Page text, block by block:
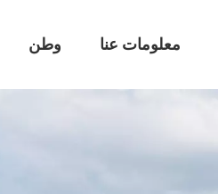
وطن معلومات عنا